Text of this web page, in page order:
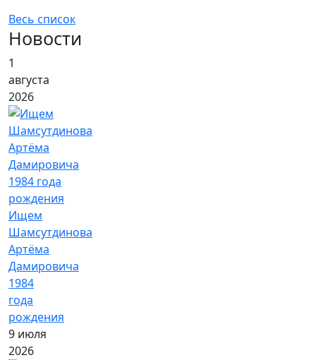
Весь список
Новости
1
августа
2026
Ищем
Шамсутдинова
Артёма
Дамировича
1984
года
рождения
9 июля
2026